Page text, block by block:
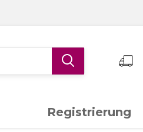
Registrierung